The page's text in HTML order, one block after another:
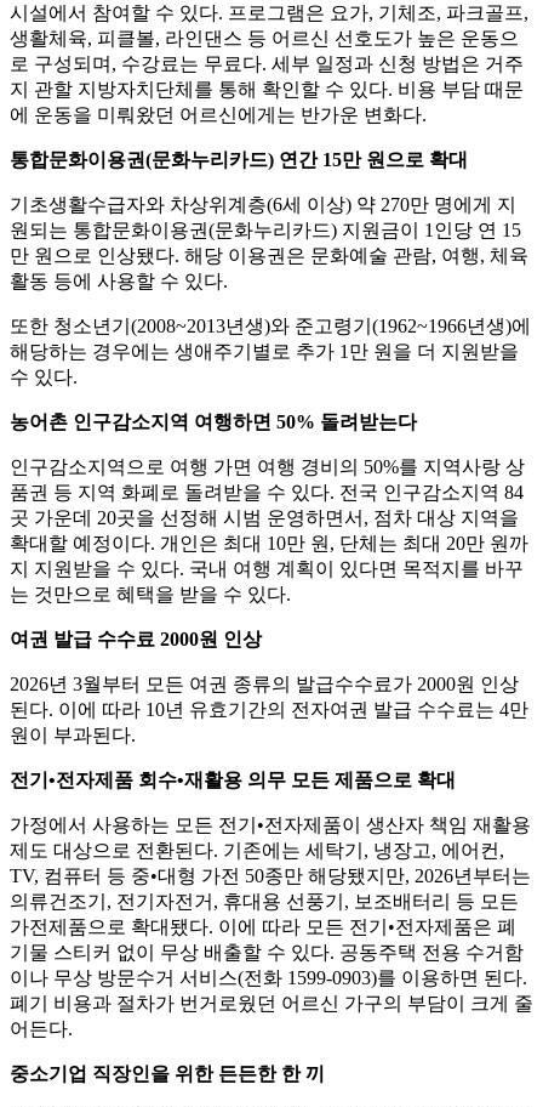
시설에서 참여할 수 있다. 프로그램은 요가, 기체조, 파크골프,
생활체육, 피클볼, 라인댄스 등 어르신 선호도가 높은 운동으
로 구성되며, 수강료는 무료다. 세부 일정과 신청 방법은 거주
지 관할 지방자치단체를 통해 확인할 수 있다. 비용 부담 때문
에 운동을 미뤄왔던 어르신에게는 반가운 변화다.
통합문화이용권(문화누리카드) 연간 15만 원으로 확대
기초생활수급자와 차상위계층(6세 이상) 약 270만 명에게 지
원되는 통합문화이용권(문화누리카드) 지원금이 1인당 연 15
만 원으로 인상됐다. 해당 이용권은 문화예술 관람, 여행, 체육
활동 등에 사용할 수 있다.
또한 청소년기(2008~2013년생)와 준고령기(1962~1966년생)에
해당하는 경우에는 생애주기별로 추가 1만 원을 더 지원받을
수 있다.
농어촌 인구감소지역 여행하면 50% 돌려받는다
인구감소지역으로 여행 가면 여행 경비의 50%를 지역사랑 상
품권 등 지역 화폐로 돌려받을 수 있다. 전국 인구감소지역 84
곳 가운데 20곳을 선정해 시범 운영하면서, 점차 대상 지역을
확대할 예정이다. 개인은 최대 10만 원, 단체는 최대 20만 원까
지 지원받을 수 있다. 국내 여행 계획이 있다면 목적지를 바꾸
는 것만으로 혜택을 받을 수 있다.
여권 발급 수수료 2000원 인상
2026년 3월부터 모든 여권 종류의 발급수수료가 2000원 인상
된다. 이에 따라 10년 유효기간의 전자여권 발급 수수료는 4만
원이 부과된다.
전기•전자제품 회수•재활용 의무 모든 제품으로 확대
가정에서 사용하는 모든 전기•전자제품이 생산자 책임 재활용
제도 대상으로 전환된다. 기존에는 세탁기, 냉장고, 에어컨,
TV, 컴퓨터 등 중•대형 가전 50종만 해당됐지만, 2026년부터는
의류건조기, 전기자전거, 휴대용 선풍기, 보조배터리 등 모든
가전제품으로 확대됐다. 이에 따라 모든 전기•전자제품은 폐
기물 스티커 없이 무상 배출할 수 있다. 공동주택 전용 수거함
이나 무상 방문수거 서비스(전화 1599-0903)를 이용하면 된다.
폐기 비용과 절차가 번거로웠던 어르신 가구의 부담이 크게 줄
어든다.
중소기업 직장인을 위한 든든한 한 끼